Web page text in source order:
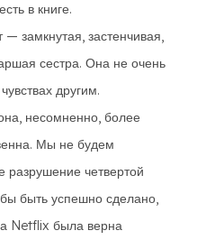
в книге.
замкнутая, застенчивая,
сестра. Она не очень
другим.
несомненно, более
Мы не будем
разрушение четвертой
быть успешно сделано,
Netflix была верна